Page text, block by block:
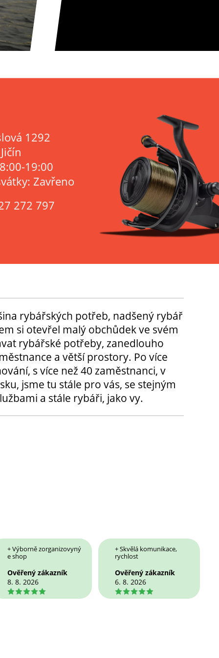
1292
19:00
Zavřeno
272 797
rybářských potřeb, nadšený rybář
si otevřel malý obchůdek ve svém
rybářské potřeby, zanedlouho
a větší prostory. Po více
s více než 40 zaměstnanci, v
jsme tu stále pro vás, se stejným
a stále rybáři, jako vy.
+ Výborně zorganizovyný
e shop
Ověřený zákazník
8. 8. 2026
5
+ Skvělá komunikace,
rychlost
Ověřený zákazník
6. 8. 2026
5